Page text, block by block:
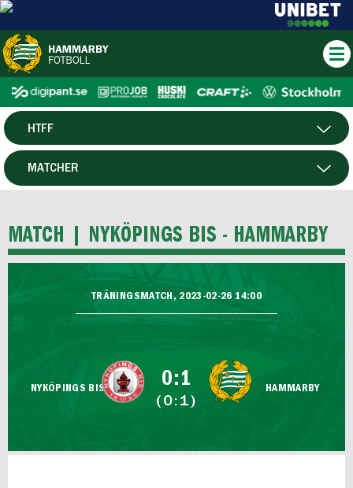
HERR
HTFF
P19
MATCHER
MATCH | NYKÖPINGS BIS - HAMMARBY
TRÄNINGSMATCH, 2023-02-26 14:00
NYKÖPINGS BIS 0:1
(0:1)
HAMMARBY